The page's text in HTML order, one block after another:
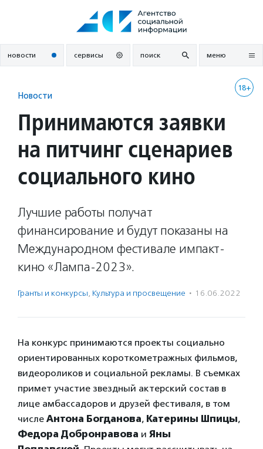
новости сервисы поиск меню
18+
Новости
Принимаются заявки
на питчинг сценариев
социального кино
Лучшие работы получат
финансирование и будут показаны на
Международном фестивале импакт-
кино «Лампа-2023».
Гранты и конкурсы, Культура и просвещение · 16.06.2022
На конкурс принимаются проекты социально
ориентированных короткометражных фильмов,
видеороликов и социальной рекламы. В съемках
примет участие звездный актерский состав в
лице амбассадоров и друзей фестиваля, в том
числе Антона Богданова, Катерины Шпицы,
Федора Добронравова и Яны